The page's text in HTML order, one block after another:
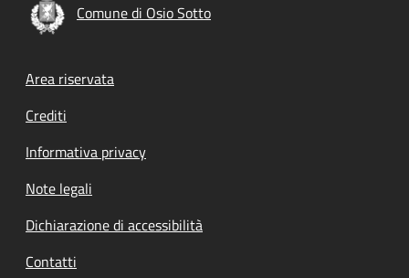
Comune di Osio Sotto
Footer menu
Area riservata
Crediti
Informativa privacy
Note legali
Dichiarazione di accessibilità
Contatti